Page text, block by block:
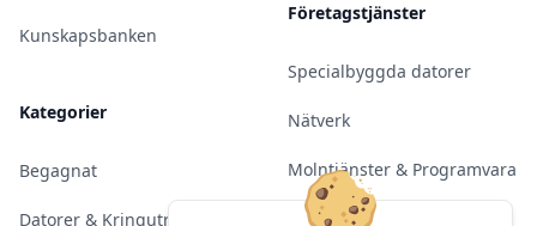
Kunskapsbanken
Kategorier
Begagnat
Datorer & Kringutrustning
Företagstjänster
Specialbyggda datorer
Nätverk
Molntjänster & Programvara
Server & Backup